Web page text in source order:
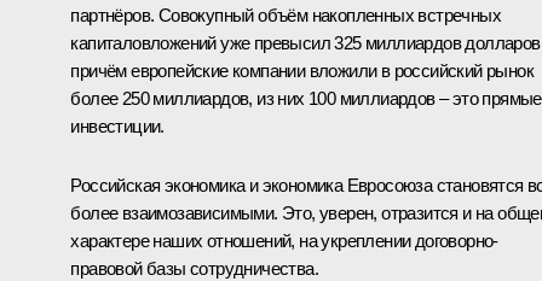
партнёров. Совокупный объём накопленных встречных
капиталовложений уже превысил 325 миллиардов
причём европейские компании вложили в российский рынок
более 250 миллиардов, из них 100 миллиардов – это прямые
инвестиции.
Российская экономика и экономика Евросоюза становятся
более взаимозависимыми. Это, уверен, отразится и на
характере наших отношений, на укреплении договорно-
правовой базы сотрудничества.